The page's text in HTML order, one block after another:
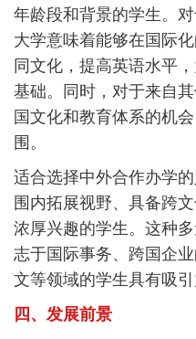
年龄段和背景的学生。
大学意味着能够在国际
同文化，提高英语水平
基础。同时，对于来自
国文化和教育体系的机
围。
适合选择中外合作办学
围内拓展视野、具备跨
浓厚兴趣的学生。这种
志于国际事务、跨国企
文等领域的学生具有吸引
四、发展前景